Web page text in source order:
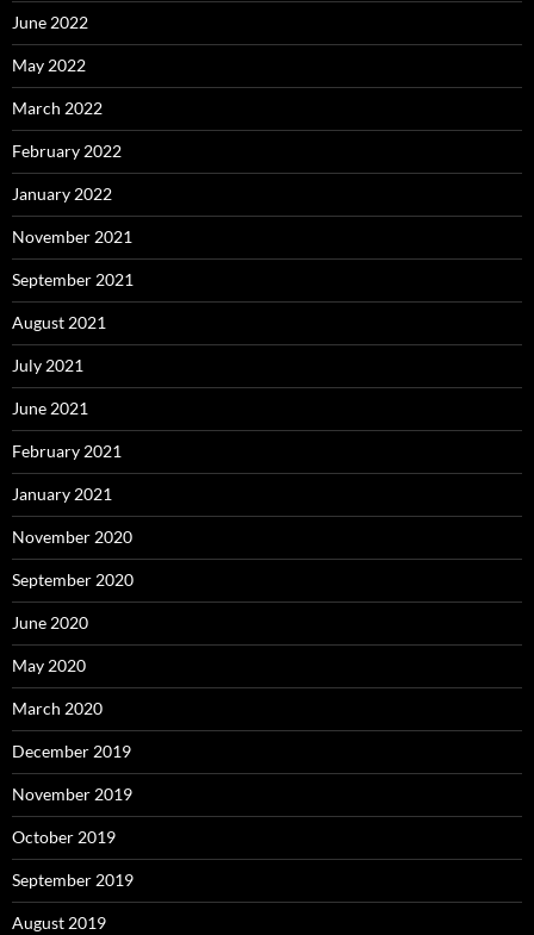
June 2022
May 2022
March 2022
February 2022
January 2022
November 2021
September 2021
August 2021
July 2021
June 2021
February 2021
January 2021
November 2020
September 2020
June 2020
May 2020
March 2020
December 2019
November 2019
October 2019
September 2019
August 2019